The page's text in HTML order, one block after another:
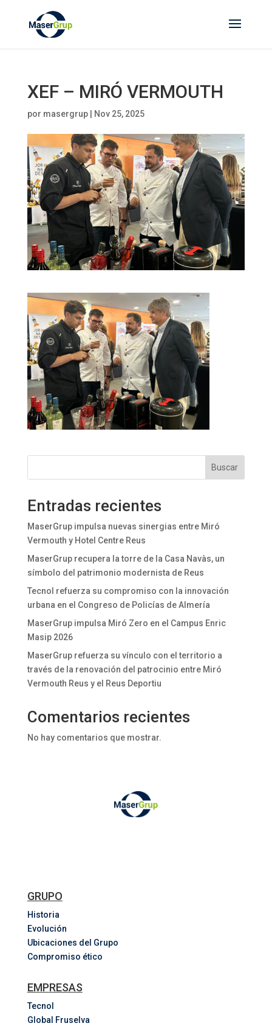
XEF – MIRÓ VERMOUTH
por masergrup| Nov 25, 2025
Buscar
Entradas recientes
MaserGrup impulsa nuevas sinergias entre Miró
Vermouth y Hotel Centre Reus
MaserGrup recupera la torre de la Casa Navàs, un
símbolo del patrimonio modernista de Reus
Tecnol refuerza su compromiso con la innovación
urbana en el Congreso de Policías de Almería
MaserGrup impulsa Miró Zero en el Campus Enric
Masip 2026
MaserGrup refuerza su vínculo con el territorio a
través de la renovación del patrocinio entre Miró
Vermouth Reus y el Reus Deportiu
Comentarios recientes
No hay comentarios que mostrar.
GRUPO
Historia
Evolución
Ubicaciones del Grupo
Compromiso ético
EMPRESAS
Tecnol
Global Fruselva